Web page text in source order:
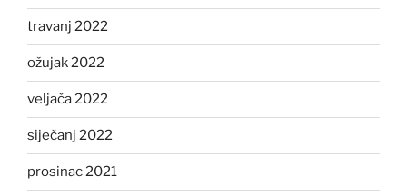
travanj 2022
ožujak 2022
veljača 2022
siječanj 2022
prosinac 2021